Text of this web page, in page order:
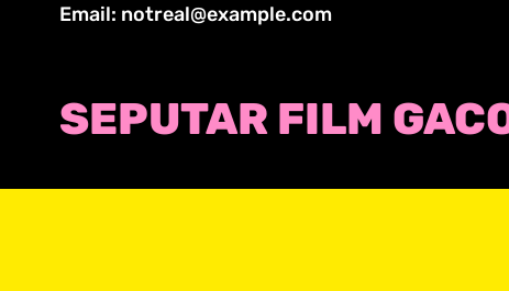
Email: notreal@example.com
SEPUTAR FILM